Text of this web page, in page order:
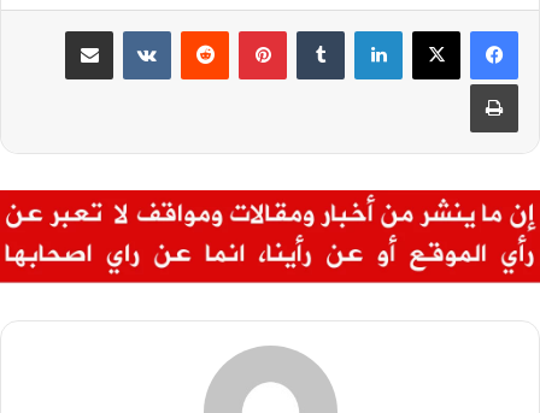
لينكدإن بينتيريست مشاركة عبر البريد
طباعة